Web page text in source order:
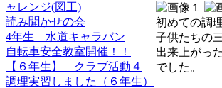
ャレンジ(図工)
読み聞かせの会
4年生 水道キャラバン
自転車安全教室開催！！
【６年生】 クラブ活動４
調理実習しました（６年生）
初めての調
子供たちの
出来上がっ
でした。